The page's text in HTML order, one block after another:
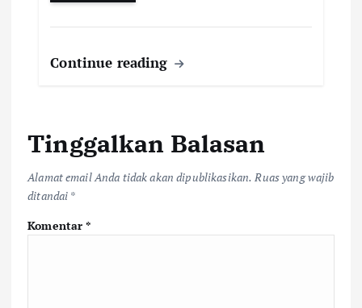
Continue reading
Tinggalkan Balasan
Alamat email Anda tidak akan dipublikasikan. Ruas yang wajib
ditandai *
Komentar*